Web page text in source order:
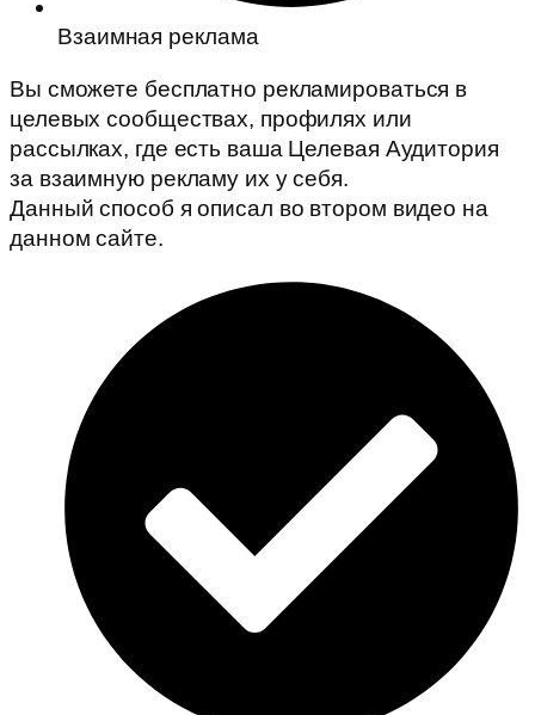
Взаимная реклама
Вы сможете бесплатно рекламироваться в
целевых сообществах, профилях или
рассылках, где есть ваша Целевая Аудитория
за взаимную рекламу их у себя.
Данный способ я описал во втором видео на
данном сайте.